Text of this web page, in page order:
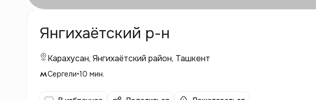
Янгихаётский р-н
Карахусан, Янгихаётский район, Ташкент
Сергели•10 мин.